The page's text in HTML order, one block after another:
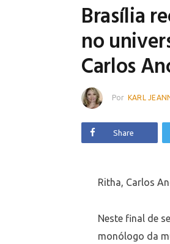
Brasília
no
Carlos
Por KARL
Share
Ritha, Carlos
Neste final de
monólogo da